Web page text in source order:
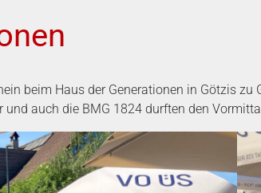
beim Haus der Generationen in Götzis zu
auch die BMG 1824 durften den